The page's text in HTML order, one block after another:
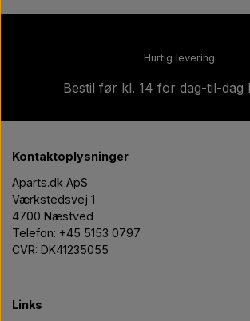
Hurtig levering
Bestil før kl. 14 for dag-til-dag
Kontaktoplysninger
Aparts.dk ApS
Værkstedsvej 1
4700 Næstved
Telefon: +45 5153 0797
CVR: DK41235055
Links